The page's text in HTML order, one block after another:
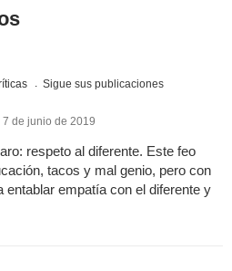
Sigue sus publicaciones
7 de junio de 2019
respeto al diferente. Este feo
tacos y mal genio, pero con
entablar empatía con el diferente y